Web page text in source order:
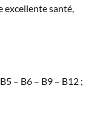
excellente santé,
– B6 – B9 – B12 ;